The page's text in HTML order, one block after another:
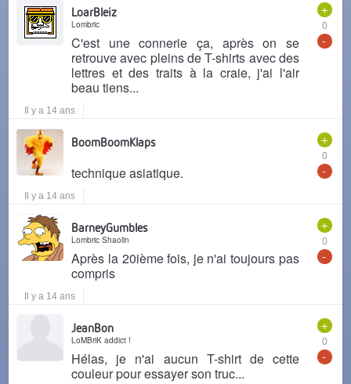
+
0
-
LoarBleiz
Lombric
C'est une connerie ça, après on se
retrouve avec pleins de T-shirts avec des
lettres et des traits à la craie, j'ai l'air
beau tiens...
Il y a 14 ans
+
0
-
BoomBoomKlaps
technique asiatique.
Il y a 14 ans
+
0
-
BarneyGumbles
Lombric Shaolin
Après la 20ième fois, je n'ai toujours pas
compris
Il y a 14 ans
+
0
-
JeanBon
LoMBriK addict !
Hélas, je n'ai aucun T-shirt de cette
couleur pour essayer son truc...